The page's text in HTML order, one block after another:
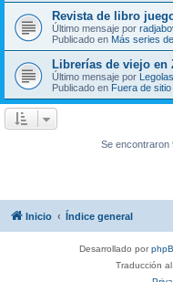
Revista de libro
Último mensaje por
Publicado en Más series
Librerías de viejo en
Último mensaje por Legolas
Publicado en Fuera de sitio
Se encontraron
Inicio Índice general
Desarrollado por
Traducción